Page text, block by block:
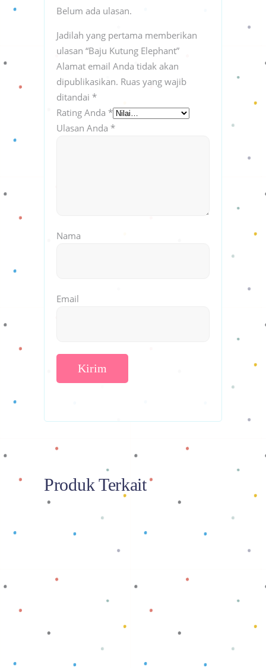
Belum ada ulasan.
Jadilah yang pertama memberikan
ulasan “Baju Kutung Elephant”
Alamat email Anda tidak akan
dipublikasikan. Ruas yang wajib
ditandai *
Rating Anda *
Ulasan Anda *
Nama
Email
Produk Terkait
Baca selengkapnya